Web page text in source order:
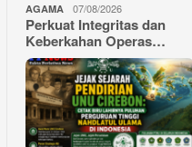
AGAMA 07/08/2026
Perkuat Integritas dan
Keberkahan Operas…